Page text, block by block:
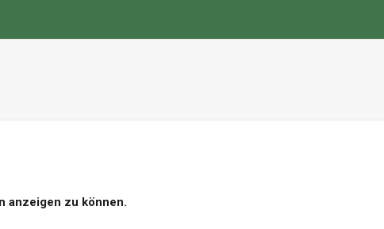
anzeigen zu können.